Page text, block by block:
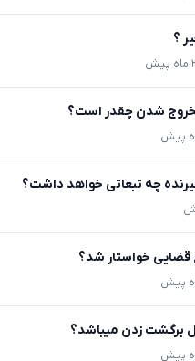
؟
۲ ماه پیش
شدن چقدر است؟
چه تبعاتی خواهد داشت؟
قضایی خواستار شد؟
برگشت زدن میباشد؟